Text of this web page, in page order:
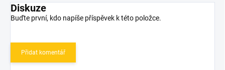
Diskuze
Buďte první, kdo napíše příspěvek k této položce.
Přidat komentář